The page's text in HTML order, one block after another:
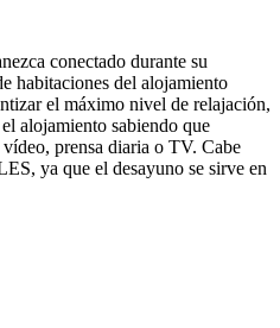
conectado durante su
habitaciones del alojamiento
el máximo nivel de relajación,
alojamiento sabiendo que
prensa diaria o TV. Cabe
ya que el desayuno se sirve en